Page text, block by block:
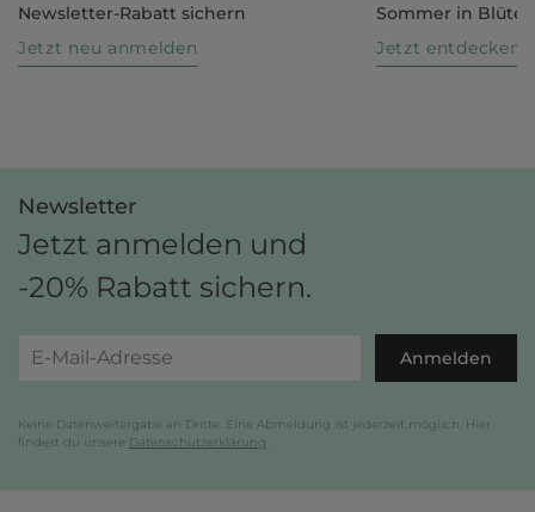
Newsletter-Rabatt sichern
Jetzt neu anmelden
Sommer in Blüte
Jetzt entdecken
Newsletter
Jetzt anmelden und
-20% Rabatt sichern.
Anmelden
Keine Datenweitergabe an Dritte. Eine Abmeldung ist jederzeit möglich. Hier
findest du unsere Datenschutzerklärung